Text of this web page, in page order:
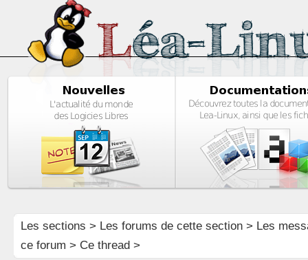
Les sections > Les forums de cette section> Les
ce forum > Ce thread >